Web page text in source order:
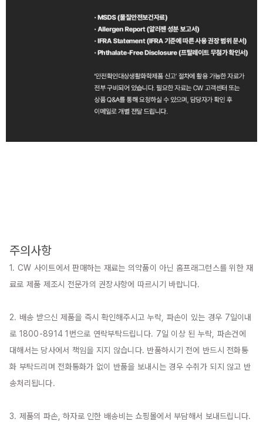
주의사항
1. CW 사이트에서 판매하는 재료는 의약품이 아닌 홈프래그런스를 위한 재
료로 제품 제조시 전문가의 권장사항에 따르시기 바랍니다.
2. 배송 받으신 제품을 즉시 확인해주시고 누락, 파손이 있는 경우 7일이내
로 1800-8914 1번으로 연락부탁드립니다. 7일 이상 된 누락, 파손건에
대해서는 당사에서 책임을 지지 않습니다. 반품하시기 전에 반드시 전화통
화 부탁드리며 전화통화가 없이 반품을 보내시는 경우 수취가 되지 않고 반
송처리됩니다.
3. 제품의 파손, 하자로 인한 배송비는 쇼핑몰에서 부담해서 보내드립니다.